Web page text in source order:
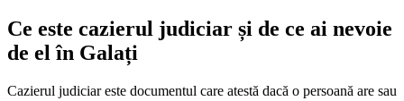
Ce este cazierul judiciar și de ce ai nevoie
de el în Galați
Cazierul judiciar este documentul care atestă dacă o persoană are sau